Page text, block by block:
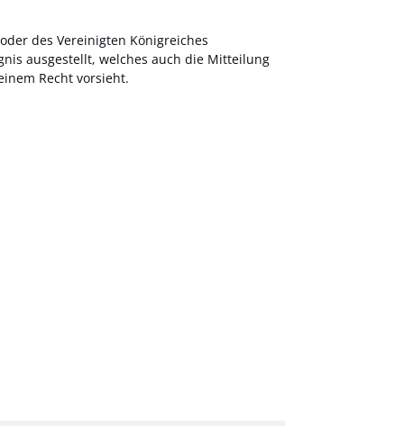
des Vereinigten Königreiches
ausgestellt, welches auch die Mitteilung
Recht vorsieht.